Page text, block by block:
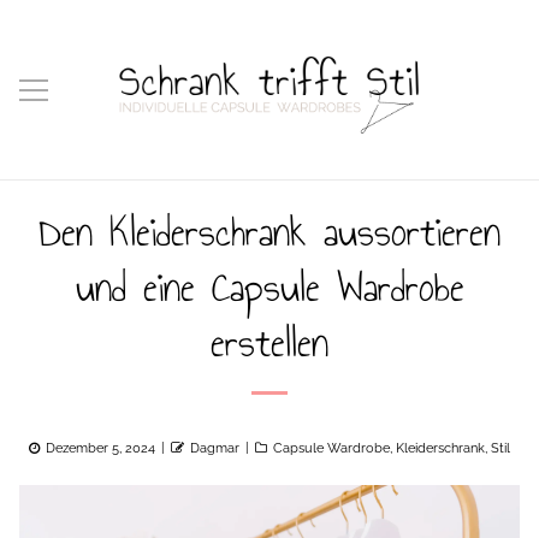
Den Kleiderschrank aussortieren
und eine Capsule Wardrobe
erstellen
Posted
Dezember 5, 2024 Author
Dagmar Categories
Capsule Wardrobe, Kleiderschrank, Stil